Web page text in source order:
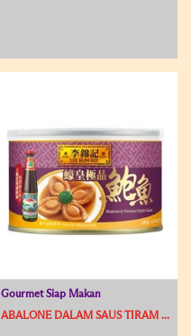
Gourmet Siap Makan
ABALONE DALAM SAUS TIRAM ...